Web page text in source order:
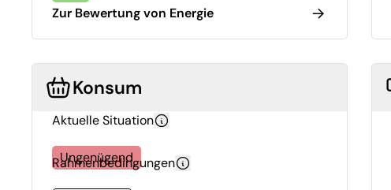
Zur Bewertung von Energie
Konsum
Aktuelle Situation
Ungenügend
Rahmenbedingungen